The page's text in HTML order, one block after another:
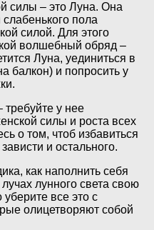
силы – это Луна. Она
пола
силой. Для этого
волшебный обряд –
Луна, уединиться в
балкон) и попросить у
требуйте у нее
силы и роста всех
о том, чтоб избавиться
и остального.
как наполнить себя
лунного света свою
все это с
олицетворяют собой